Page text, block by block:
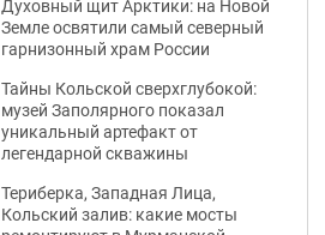
Духовный щит Арктики: на Новой
Земле освятили самый северный
гарнизонный храм России
Тайны Кольской сверхглубокой:
музей Заполярного показал
уникальный артефакт от
легендарной скважины
Териберка, Западная Лица,
Кольский залив: какие мосты